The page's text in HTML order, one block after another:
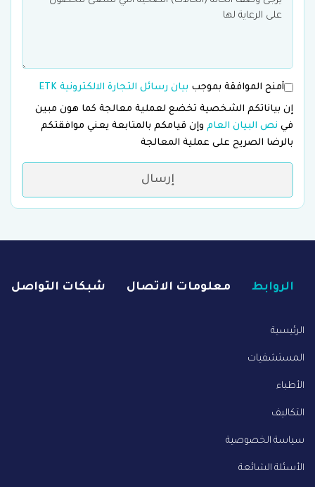
أمنح الموافقة بموجب بيان رسائل التجارة الالكترونية ETK
إن بياناتكم الشخصية تخضع لعملية معالجة كما هون مبين
في نص البيان العام وإن قيامكم بالمتابعة يعني موافقتكم
بالرضا الصريح على عملية المعالجة
إرسال
الروابط معلومات الاتصال شبكات التواصل
الرئيسية
المستشفيات
الأطباء
التكاليف
سياسة الخصوصية
الأسئلة الشائعة